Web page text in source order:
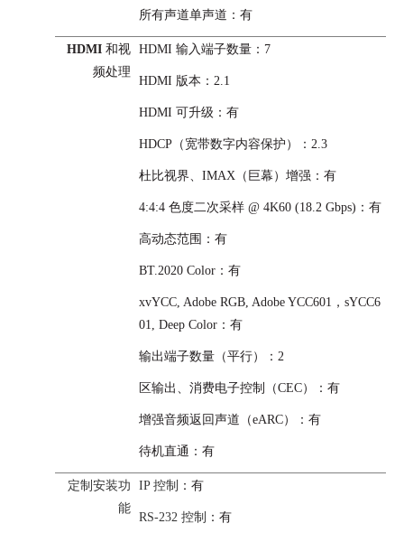
所有声道单声道 ：有
HDMI 和视
频处理
HDMI 输入端子数量：7
HDMI 版本：2.1
HDMI 可升级 ：有
HDCP（宽带数字内容保护）：2.3
杜比视界、 IMAX（巨幕）增强 ：有
4:4:4 色度二次采样 @ 4K60 (18.2 Gbps) ：有
高动态范围 ：有
BT.2020 Color：有
xvYCC, Adobe RGB, Adobe YCC601，sYCC6
01, Deep Color：有
输出端子数量（平行）：2
区输出、消费电子控制（CEC） ：有
增强音频返回声道（eARC） ：有
待机直通 ：有
定制安装功
能
IP 控制 ：有
RS-232 控制 ：有